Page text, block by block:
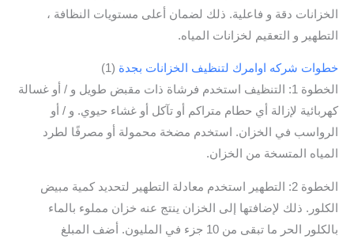
الخزانات دقة و فاعلية. ذلك لضمان أعلى مستويات النظافة ،
التطهير و التعقيم لخزانات المياه.
خطوات شركه اوامرك لتنظيف الخزانات بجدة (1)
الخطوة 1: التنظيف استخدم فرشاة ذات مقبض طويل و / أو غسالة
كهربائية لإزالة أي حطام متراكم أو تآكل أو غشاء حيوي. و / أو
الرواسب في الخزان. استخدم مضخة محمولة أو مصرفًا لطرد
المياه المتسخة من الخزان.
الخطوة 2: التطهير استخدم معادلة التطهير لتحديد كمية مبيض
الكلور. ذلك لإضافتها إلى الخزان ينتج عنه خزان مملوء بالماء
بالكلور الحر ما تبقى من 10 جزء في المليون. أضف المبلغ